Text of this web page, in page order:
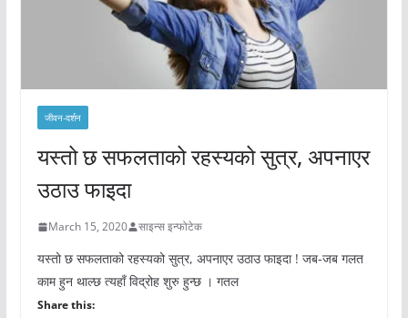
जीवन-दर्शन
यस्तो छ सफलताको रहस्यको सुत्र, अपनाएर
उठाउ फाइदा
March 15, 2020 साइन्स इन्फोटेक
यस्तो छ सफलताको रहस्यको सुत्र, अपनाएर उठाउ फाइदा ! जब-जब गलत
काम हुन थाल्छ त्यहाँ विद्रोह शुरु हुन्छ । गतल
Share this: